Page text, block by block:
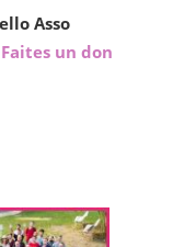
Asso
un don